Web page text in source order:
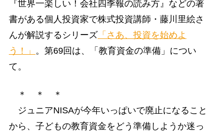
『世界一楽しい！会社四季報の読み方』などの著
書がある個人投資家で株式投資講師・藤川里絵さ
んが解説するシリーズ「さあ、投資を始めよ
う！」 。第69回は、「教育資金の準備」につい
て。
＊ ＊ ＊
ジュニアNISAが今年いっぱいで廃止になること
から、子どもの教育資金をどう準備しようか迷っ